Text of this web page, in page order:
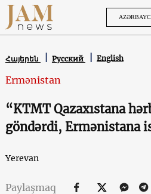
Հայերեն Русский English
Ermənistan
“KTMT Qazaxıstana
göndərdi, Ermənistana
Yerevan
Paylaşmaq